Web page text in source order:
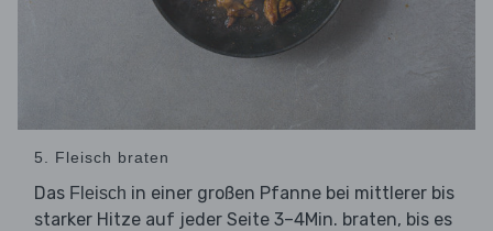
5. Fleisch braten
Das Fleisch in einer großen Pfanne bei mittlerer bis
starker Hitze auf jeder Seite 3–4Min. braten, bis es